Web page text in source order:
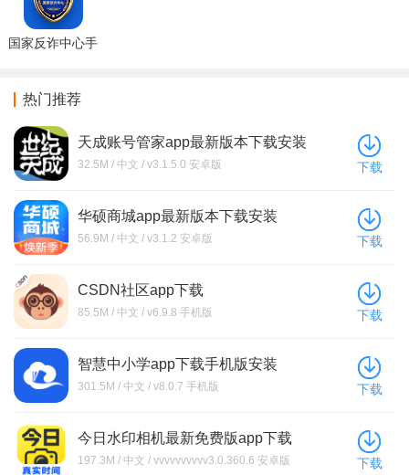
国家反诈中心手
热门推荐
天成账号管家app最新版本下载安装
32.5M / 中文 / v3.1.5.0 安卓版 下载
华硕商城app最新版本下载安装
56.9M / 中文 / v3.1.2 安卓版 下载
CSDN社区app下载
85.5M / 中文 / v6.9.8 手机版 下载
智慧中小学app下载手机版安装
301.5M / 中文 / v8.0.7 手机版 下载
今日水印相机最新免费版app下载
197.3M / 中文 / vvvvvvvvvv3.0.360.6 安卓版 下载